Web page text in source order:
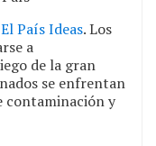
País Ideas. Los
a
de la gran
se enfrentan
contaminación y